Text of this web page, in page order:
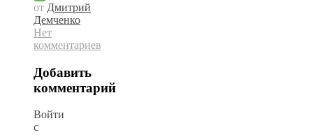
от Дмитрий
Демченко
Нет
комментариев
Добавить
комментарий
Войти
с